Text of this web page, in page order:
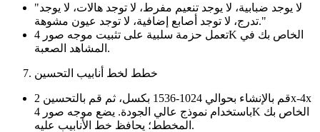
"لا يوجد ضبابية، لا يوجد تنعيم مفرط، لا توجد هالات، لا يوجد
تدرج، لا توجد أصابع إضافية، لا توجد عيون مشوهة."
تعمل حزمة سلبية على تثبيت موجه صور 4K الخاص بك في
المشاهد الصعبة.
خطط لخط أنابيب التحسين
قم بالإنشاء بحوالي 1024-1536 بكسل، ثم قم بالتحسين 2x-4x
باستخدام نموذج عالي الجودة. يضع موجه صور 4K الخاص بك
المخطط؛ يحافظ خط الأنابيب عليه.